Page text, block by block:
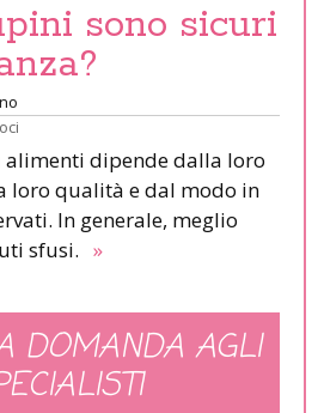
sono sicuri
alimenti dipende dalla loro
loro qualità e dal modo in
In generale, meglio
sfusi. »
DOMANDA AGLI